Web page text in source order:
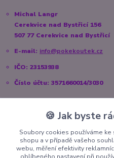
Michal Langr
Cerekvice nad Bystřicí 156
507 77 Cerekvice nad Bystřicí
E-mail: info@pokekoutek.cz
IČO: 23153938
Číslo účtu: 3571660014/3030
Sociální sítě
Instagram:@pokekoutek.cz
🍪 Jak byste
Soubory cookies používáme
shopu a v případě vašeho
webu, měření efektivity
oblíbeného nastavení při